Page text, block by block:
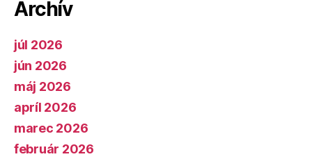
Archív
júl 2026
jún 2026
máj 2026
apríl 2026
marec 2026
február 2026